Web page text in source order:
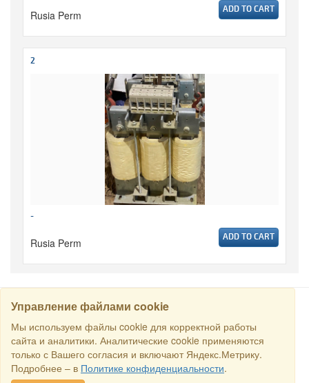
Rusia Perm ADD TO CART
2
-
Rusia Perm ADD TO CART
Управление файлами cookie
Мы используем файлы cookie для корректной работы
сайта и аналитики. Аналитические cookie применяются
только с Вашего согласия и включают Яндекс.Метрику.
Подробнее – в Политике конфиденциальности.
CARI
Semua hak dilindungi undang-undang © 2016 Торговый Дом
РСДС. E-mail:sales@rstradehouse.com, Alamat: Jl. Malaya